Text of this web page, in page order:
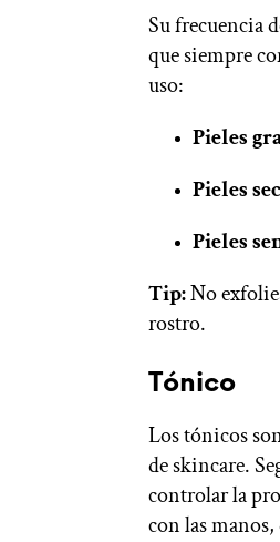
Su frecuencia
que siempre
uso:
Pieles
Pieles
Pieles
Tip:No
rostro.
Tónico
Los tónicos
de skincare.
controlar la
con las